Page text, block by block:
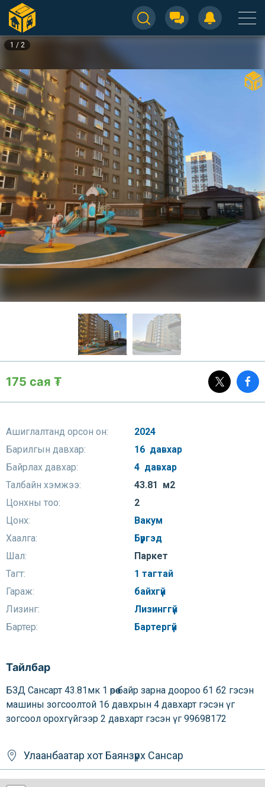
1 / 2
175 сая ₮
Ашиглалтанд орсон он:
2024
Барилгын давхар:
16 давхар
Байрлах давхар:
4 давхар
Талбайн хэмжээ:
43.81 м2
Цонхны тоо:
2
Цонх:
Вакум
Хаалга:
Бүргэд
Шал:
Паркет
Тагт:
1 тагтай
Гараж:
байхгүй
Лизинг:
Лизинггүй
Бартер:
Бартергүй
Тайлбар
БЗД Сансарт 43.81мк 1 өрөө байр зарна доороо б1 б2 гэсэн
машины зогсоолтой 16 давхрын 4 давхарт гэсэн үг
зогсоол орохгүйгээр 2 давхарт гэсэн үг 99698172
Улаанбаатар хот Баянзүрх Сансар